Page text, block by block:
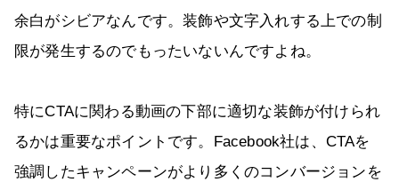
余白がシビアなんです。装飾や文字入れする上での制
限が発生するのでもったいないんですよね。
特にCTAに関わる動画の下部に適切な装飾が付けられ
るかは重要なポイントです。Facebook社は、CTAを
強調したキャンペーンがより多くのコンバージョンを